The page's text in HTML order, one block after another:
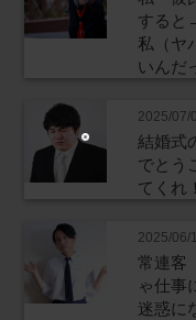
すると
私（ヤ
いん
2025/07/
結婚式
でとう
てくれ
2025/06/
常連客
ゃ仕事
迷惑に